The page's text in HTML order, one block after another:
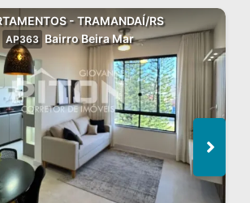
- TRAMANDAÍ/RS
AP363 Bairro Beira Mar